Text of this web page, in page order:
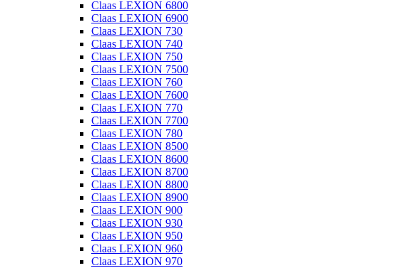
Claas LEXION 6800
Claas LEXION 6900
Claas LEXION 730
Claas LEXION 740
Claas LEXION 750
Claas LEXION 7500
Claas LEXION 760
Claas LEXION 7600
Claas LEXION 770
Claas LEXION 7700
Claas LEXION 780
Claas LEXION 8500
Claas LEXION 8600
Claas LEXION 8700
Claas LEXION 8800
Claas LEXION 8900
Claas LEXION 900
Claas LEXION 930
Claas LEXION 950
Claas LEXION 960
Claas LEXION 970